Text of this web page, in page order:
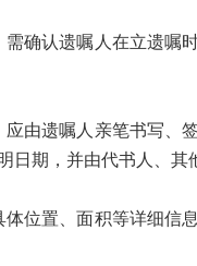
认遗嘱人在立遗嘱
遗嘱人亲笔书写、
期，并由代书人、其
置、面积等详细信息